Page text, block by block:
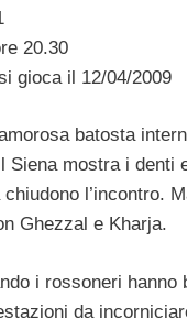
20.30
gioca il 12/04/2009
batosta
mostra i denti
l’incontro.
Ghezzal e Kharja.
i rossoneri hanno
da